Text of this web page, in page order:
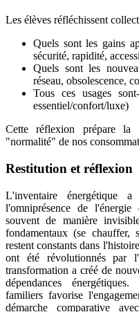
Les élèves réfléchissent
Quels sont les gains
sécurité, rapidité,
Quels sont les
réseau, obsolescence,
Tous ces usages
essentiel/confort/luxe)
Cette réflexion prépare la
"normalité" de nos
Restitution et réflexion
L'inventaire énergétique
l'omniprésence de
souvent de manière
fondamentaux (se chauffer,
restent constants dans
ont été révolutionnés par
transformation a créé de
dépendances
familiers favorise
démarche comparative